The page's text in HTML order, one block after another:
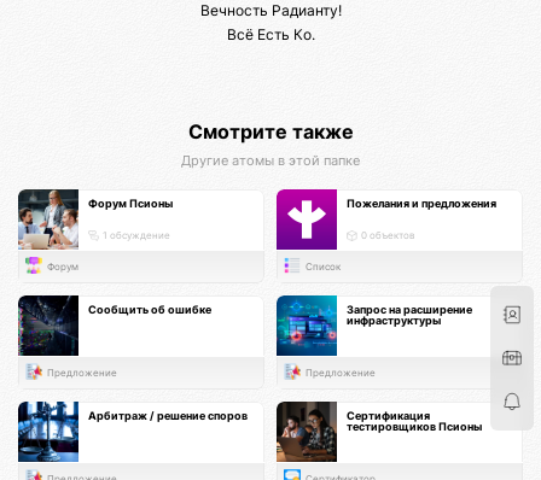
Вечность Радианту!
Всё Есть Ко.
Смотрите также
Другие атомы в этой папке
Форум Псионы
1 обсуждение
Форум
Пожелания и предложения
0 объектов
Список
Сообщить об ошибке
Предложение
Запрос на расширение
инфраструктуры
Предложение
Арбитраж / решение споров
Сертификация
тестировщиков Псионы